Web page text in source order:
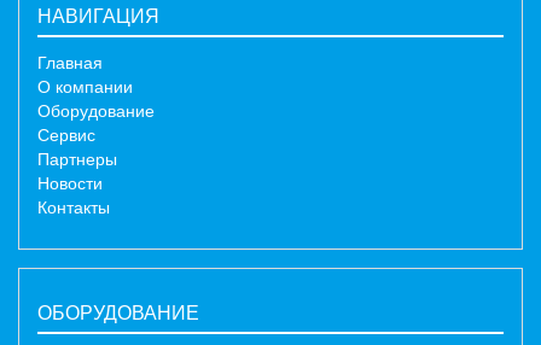
НАВИГАЦИЯ
Главная
О компании
Оборудование
Сервис
Партнеры
Новости
Контакты
ОБОРУДОВАНИЕ